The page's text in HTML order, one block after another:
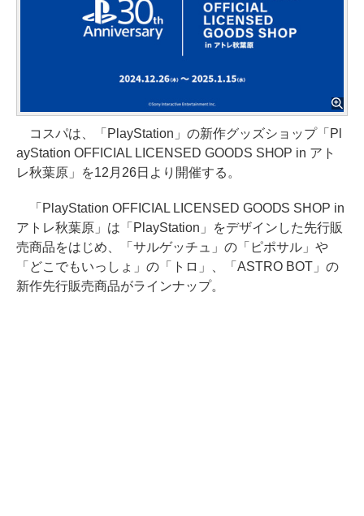
コスパは、「PlayStation」の新作グッズショップ「Pl
ayStation OFFICIAL LICENSED GOODS SHOP in アト
レ秋葉原」を12月26日より開催する。
「PlayStation OFFICIAL LICENSED GOODS SHOP in
アトレ秋葉原」は「PlayStation」をデザインした先行販
売商品をはじめ、「サルゲッチュ」の「ピポサル」や
「どこでもいっしょ」の「トロ」、「ASTRO BOT」の
新作先行販売商品がラインナップ。